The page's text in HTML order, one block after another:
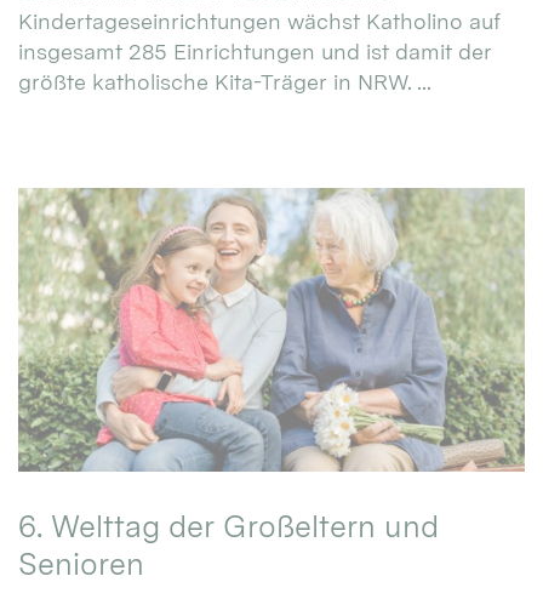
Kindertageseinrichtungen wächst Katholino auf
insgesamt 285 Einrichtungen und ist damit der
größte katholische Kita-Träger in NRW. ...
6. Welttag der Großeltern und
Senioren